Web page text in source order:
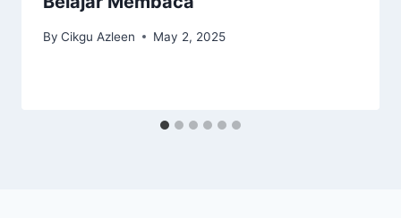
By Cikgu Azleen May 2, 2025